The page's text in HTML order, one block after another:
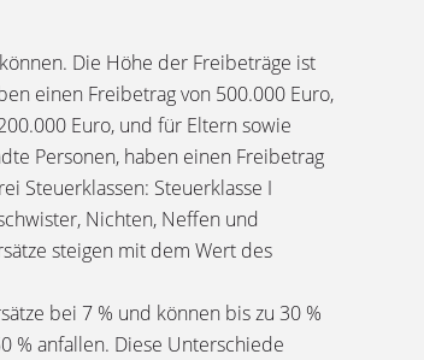
Die Höhe der Freibeträge ist
einen Freibetrag von 500.000 Euro,
Euro, und für Eltern sowie
Personen, haben einen Freibetrag
Steuerklassen: Steuerklasse I
Nichten, Neffen und
steigen mit dem Wert des
bei 7 % und können bis zu 30 %
% anfallen. Diese Unterschiede